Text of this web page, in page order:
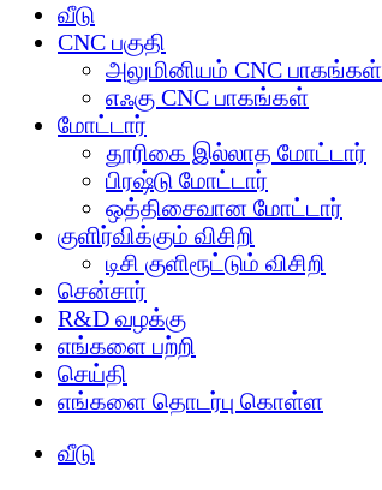
வீடு
CNC பகுதி
அலுமினியம் CNC பாகங்கள்
எஃகு CNC பாகங்கள்
மோட்டார்
தூரிகை இல்லாத மோட்டார்
பிரஷ்டு மோட்டார்
ஒத்திசைவான மோட்டார்
குளிர்விக்கும் விசிறி
டிசி குளிரூட்டும் விசிறி
சென்சார்
R&D வழக்கு
எங்களை பற்றி
செய்தி
எங்களை தொடர்பு கொள்ள
வீடு